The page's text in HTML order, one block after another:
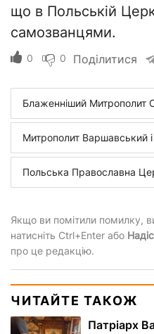
що в Польській
самозванцями.
0 0 Поділитися
Блаженніший Митрополит
Митрополит Варшавський і
Польська Православна
Якщо ви помітили помилку,
натисніть Ctrl+Enter або
про це редакцію.
ЧИТАЙТЕ ТАКОЖ
Патріарх